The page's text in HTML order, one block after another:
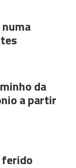
da
a partir
ferido